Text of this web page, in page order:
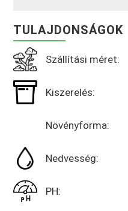
TULAJDONSÁGOK
Szállítási méret:
Kiszerelés:
Növényforma:
Nedvesség:
PH: